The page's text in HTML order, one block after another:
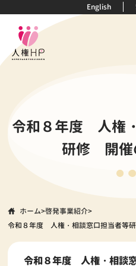
English
令和８年度 人権
研修 開催
ホーム>啓発事業紹介>
令和８年度 人権・相談窓口担当者等
令和８年度 人権・相談